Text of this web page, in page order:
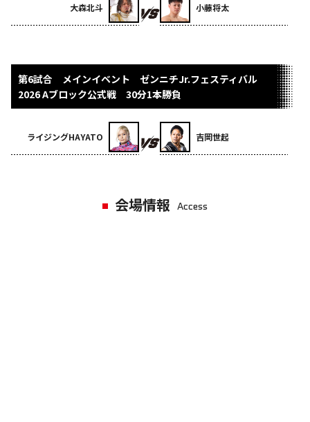
大森北斗 小藤将太
第6試合 メインイベント ゼンニチJr.フェスティバル
2026 Aブロック公式戦 30分1本勝負
ライジングHAYATO 吉岡世起
会場情報 Access